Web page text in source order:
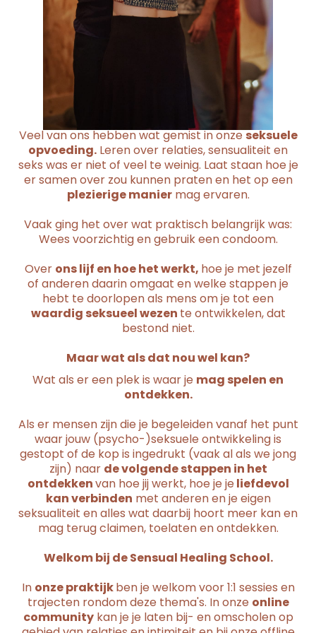
Veel van ons hebben wat gemist in onzeseksuele
opvoeding. Leren over relaties, sensualiteit en
seks was er niet of veel te weinig. Laat staan hoe je
er samen over zou kunnen praten en het op een
plezierige maniermag ervaren.
Vaak ging het over wat praktisch belangrijk was:
Wees voorzichtig en gebruik een condoom.
Over ons lijf en hoe het werkt, hoe je met jezelf
of anderen daarin omgaat en welke stappen je
hebt te doorlopen als mens om je tot een
waardig seksueel wezen te ontwikkelen, dat
bestond niet.
Maar wat als dat nou wel kan?
Wat als er een plek is waar je mag spelen en
ontdekken.
Als er mensen zijn die je begeleiden vanaf het punt
waar jouw (psycho-)seksuele ontwikkeling is
gestopt of de kop is ingedrukt (vaak al als we jong
zijn) naar de volgende stappen in het
ontdekkenvan hoe jij werkt, hoe je je liefdevol
kan verbinden met anderen en je eigen
seksualiteit en alles wat daarbij hoort meer kan en
mag terug claimen, toelaten en ontdekken.
Welkom bij de Sensual Healing School.
In onze praktijkben je welkom voor 1:1 sessies en
trajecten rondom deze thema's. In onze online
communitykan je je laten bij- en omscholen op